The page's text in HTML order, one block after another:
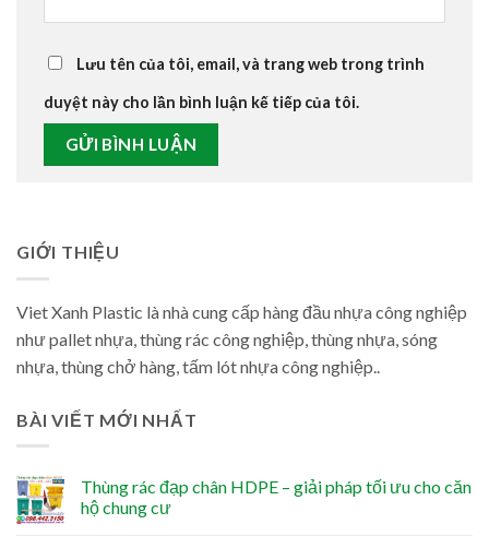
Lưu tên của tôi, email, và trang web trong trình
duyệt này cho lần bình luận kế tiếp của tôi.
GIỚI THIỆU
Viet Xanh Plastic là nhà cung cấp hàng đầu nhựa công nghiệp
như pallet nhựa, thùng rác công nghiệp, thùng nhựa, sóng
nhựa, thùng chở hàng, tấm lót nhựa công nghiệp..
BÀI VIẾT MỚI NHẤT
Thùng rác đạp chân HDPE – giải pháp tối ưu cho căn
hộ chung cư